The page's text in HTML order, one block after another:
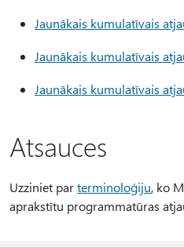
Jaunākais kumulatīvais
Jaunākais kumulatīvais
Jaunākais kumulatīvais
Atsauces
Uzziniet parterminoloģiju, ko
aprakstītu programmatūras